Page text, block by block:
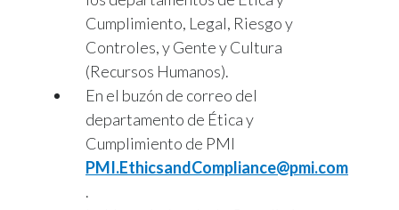
Cumplimiento, Legal, Riesgo y
Controles, y Gente y Cultura
(Recursos Humanos).
En el buzón de correo del
departamento de Ética y
Cumplimiento de PMI
PMI.EthicsandCompliance@pmi.com
.